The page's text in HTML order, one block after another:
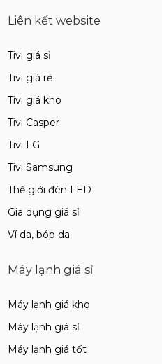
Liên kết website
Tivi giá sỉ
Tivi giá rẻ
Tivi giá kho
Tivi Casper
Tivi LG
Tivi Samsung
Thế giới đèn LED
Gia dụng giá sỉ
Ví da, bóp da
Máy lạnh giá sỉ
Máy lạnh giá kho
Máy lạnh giá sỉ
Máy lạnh giá tốt